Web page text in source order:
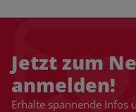
Jetzt zum
anmelden!
Erhalte spannende Infos